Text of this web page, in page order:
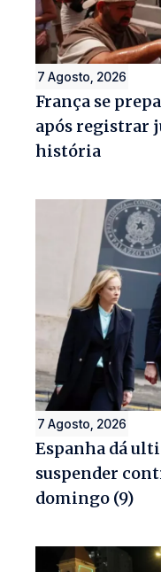
7 Agosto, 2026
França se
após registrar
história
7 Agosto, 2026
Espanha dá
suspender
domingo (9)